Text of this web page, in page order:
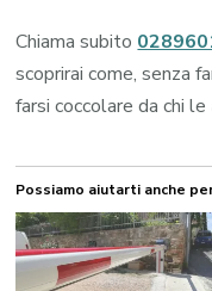
Chiama subito
scoprirai come, senza
farsi coccolare da chi le
Possiamo aiutarti anche